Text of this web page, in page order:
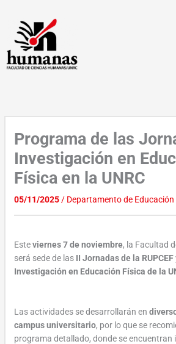
contenido
Programa de las
Investigación en
Física en la UNRC
05/11/2025/ Departamento de Educación
Esteviernes 7 de noviembre, la Facultad
será sede de las II Jornadas de la RUPCEF
Investigación en Educación Física de la
Las actividades se desarrollarán en
campus universitario, por lo que se
programa detallado, donde se encuentran